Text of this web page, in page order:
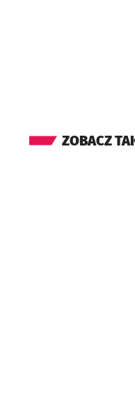
ZOBACZ